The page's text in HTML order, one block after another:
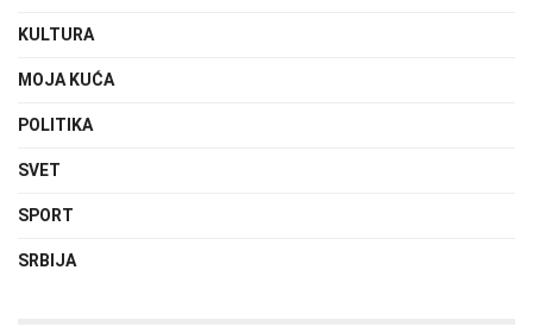
KULTURA
MOJA KUĆA
POLITIKA
SVET
SPORT
SRBIJA